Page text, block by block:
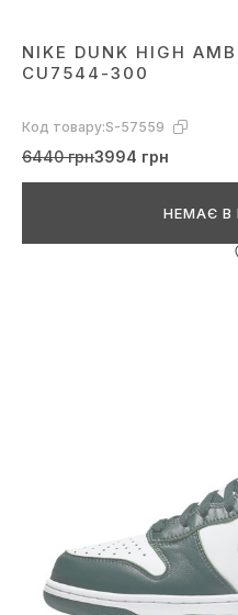
NIKE DUNK HIGH
CU7544-300
Код товару:S-57559
6440 грн3994 грн
НЕМАЄ В